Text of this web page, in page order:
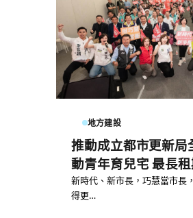
地方建設
推動成立都市更新局
動青年育兒宅 最長租
新時代、新市長，巧慧當市長
得更…